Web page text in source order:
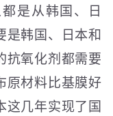
是从韩国、日
是韩国、日本和
抗氧化剂都需要
原材料比基膜好
这几年实现了国